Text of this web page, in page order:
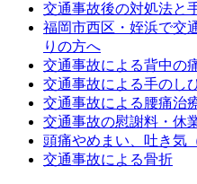
交通事故後の対処法と
福岡市西区・姪浜で交
りの方へ
交通事故による背中の
交通事故による手のし
交通事故による腰痛治
交通事故の慰謝料・休
頭痛やめまい、吐き気
交通事故による骨折